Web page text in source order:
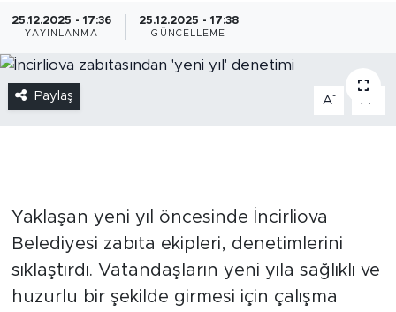
25.12.2025 - 17:36
YAYINLANMA
25.12.2025 - 17:38
GÜNCELLEME
Paylaş A- A
Yaklaşan yeni yıl öncesinde İncirliova
Belediyesi zabıta ekipleri, denetimlerini
sıklaştırdı. Vatandaşların yeni yıla sağlıklı ve
huzurlu bir şekilde girmesi için çalışma